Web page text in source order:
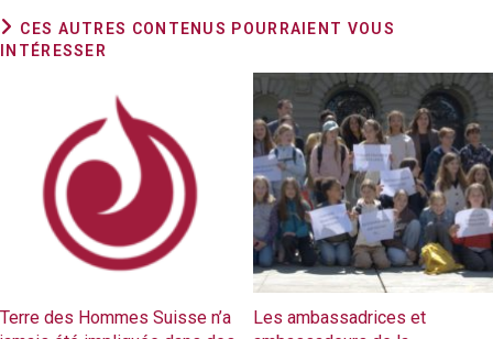
CES AUTRES CONTENUS POURRAIENT VOUS
INTÉRESSER
Terre des Hommes Suisse n’a
Les ambassadrices et